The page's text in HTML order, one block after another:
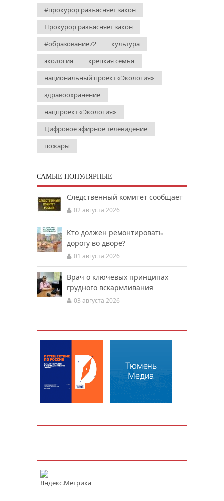
#прокурор разъясняет закон
Прокурор разъясняет закон
#образование72
культура
экология
крепкая семья
национальный проект «Экология»
здравоохранение
нацпроект «Экология»
Цифровое эфирное телевидение
пожары
САМЫЕ ПОПУЛЯРНЫЕ
Следственный комитет сообщает
02 августа 2026
Кто должен ремонтировать
дорогу во дворе?
01 августа 2026
Врач о ключевых принципах
грудного вскармливания
03 августа 2026